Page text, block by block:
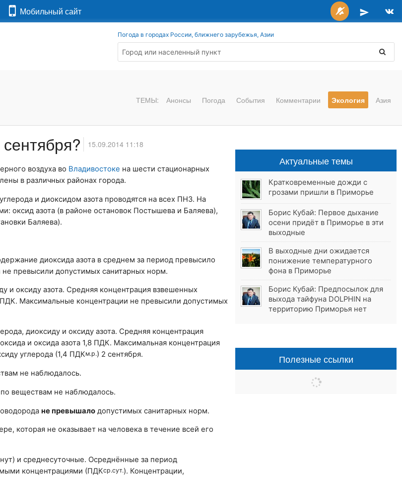
Мобильный сайт
Погода в городах России, ближнего зарубежья, Азии
ТЕМЫ: Анонсы Погода События Комментарии Экология Азия
15.09.2014 11:18
воздуха во Владивостоке на шести стационарных
в различных районах города.
и диоксидом азота проводятся на всех ПНЗ. На
оксид азота (в районе остановок Постышева и Баляева),
Баляева).
диоксида азота в среднем за период превысило
превысили допустимых санитарных норм.
и оксиду азота. Средняя концентрация взвешенных
ПДК. Максимальные концентрации не превысили допустимых
диоксиду и оксиду азота. Средняя концентрация
и оксида азота 1,8 ПДК. Максимальная концентрация
углерода (1,4 ПДКм.р.) 2 сентября.
не наблюдалось.
веществам не наблюдалось.
не превышало допустимых санитарных норм.
которая не оказывает на человека в течение всей его
и среднесуточные. Осреднённые за период
концентрациями (ПДКср.сут.). Концентрации,
Актуальные темы
Кратковременные дожди с
грозами пришли в Приморье
Борис Кубай: Первое дыхание
осени придёт в Приморье в эти
выходные
В выходные дни ожидается
понижение температурного
фона в Приморье
Борис Кубай: Предпосылок для
выхода тайфуна DOLPHIN на
территорию Приморья нет
Полезные ссылки